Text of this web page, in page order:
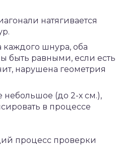
натягивается
каждого шнура, оба
быть равными, если есть
нарушена геометрия
небольшое (до 2-х см.),
в процессе
процесс проверки